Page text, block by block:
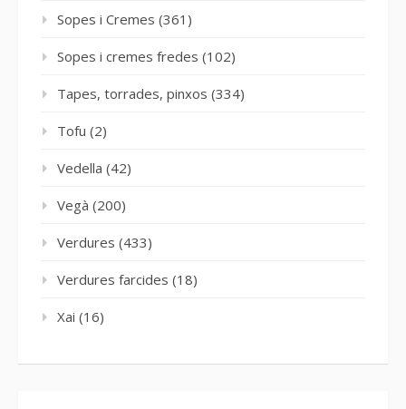
Sopes i Cremes (361)
Sopes i cremes fredes (102)
Tapes, torrades, pinxos (334)
Tofu (2)
Vedella (42)
Vegà (200)
Verdures (433)
Verdures farcides (18)
Xai (16)